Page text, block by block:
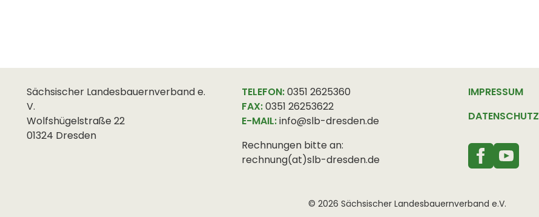
Sächsischer Landesbauernverband e.
V.
Wolfshügelstraße 22
01324 Dresden
TELEFON:0351 2625360
FAX:0351 26253622
E-MAIL:info@slb-dresden.de
Rechnungen bitte an:
rechnung(at)slb-dresden.de
IMPRESSUM
DATENSCHUTZ
© 2026 Sächsischer Landesbauernverband e.V.